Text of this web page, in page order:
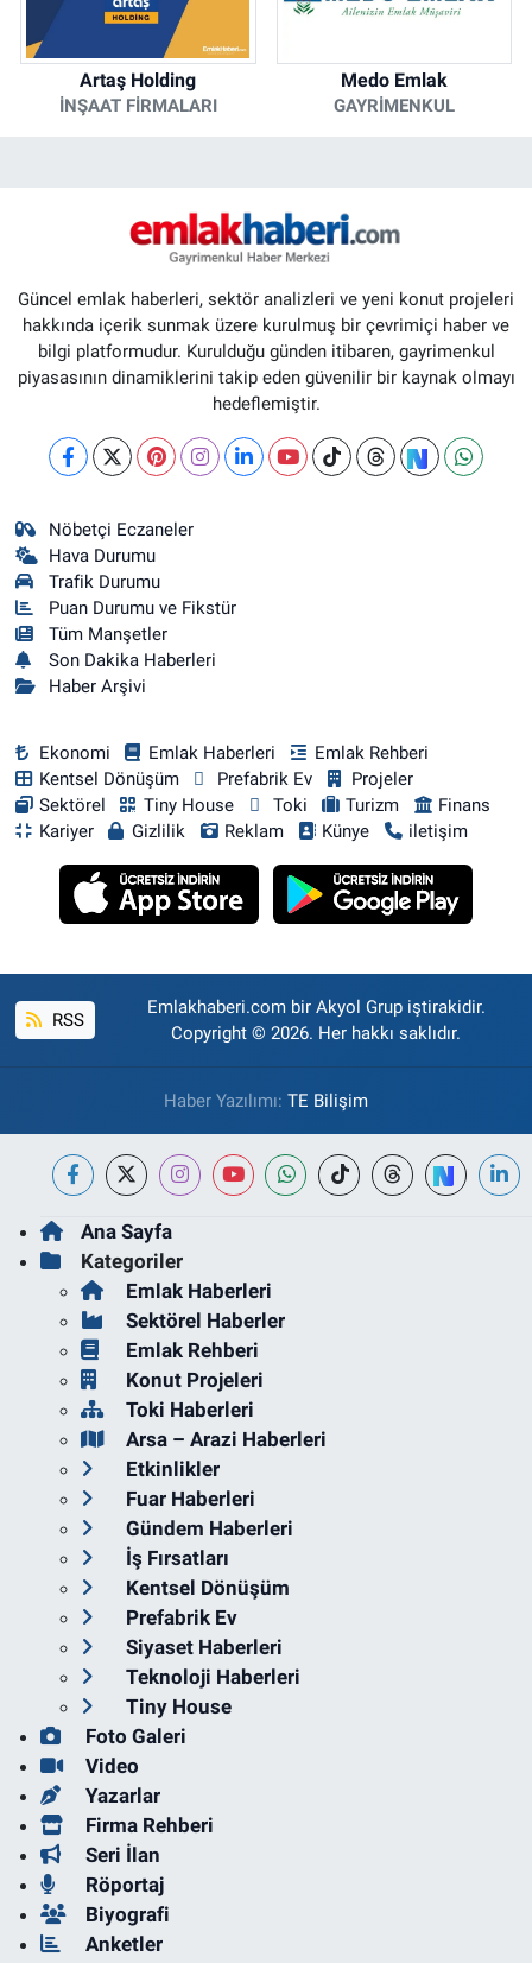
Artaş Holding
İNŞAAT FIRMALARI
Medo Emlak
GAYRIMENKUL
Güncel emlak haberleri, sektör analizleri ve yeni konut projeleri
hakkında içerik sunmak üzere kurulmuş bir çevrimiçi haber ve
bilgi platformudur. Kurulduğu günden itibaren, gayrimenkul
piyasasının dinamiklerini takip eden güvenilir bir kaynak olmayı
hedeflemiştir.
Nöbetçi Eczaneler
Hava Durumu
Trafik Durumu
Puan Durumu ve Fikstür
Tüm Manşetler
Son Dakika Haberleri
Haber Arşivi
Ekonomi Emlak Haberleri
Emlak Rehberi
Kentsel Dönüşüm
Prefabrik Ev
Projeler
Sektörel
Tiny House Toki Turizm
Finans
Kariyer
Gizlilik Reklam Künye iletişim
RSS
Emlakhaberi.com bir Akyol Grup iştirakidir.
Copyright © 2026. Her hakkı saklıdır.
Haber Yazılımı: TE Bilişim
Ana Sayfa
Kategoriler
Emlak Haberleri
Sektörel Haberler
Emlak Rehberi
Konut Projeleri
Toki Haberleri
Arsa – Arazi Haberleri
Etkinlikler
Fuar Haberleri
Gündem Haberleri
İş Fırsatları
Kentsel Dönüşüm
Prefabrik Ev
Siyaset Haberleri
Teknoloji Haberleri
Tiny House
Foto Galeri
Video
Yazarlar
Firma Rehberi
Seri İlan
Röportaj
Biyografi
Anketler